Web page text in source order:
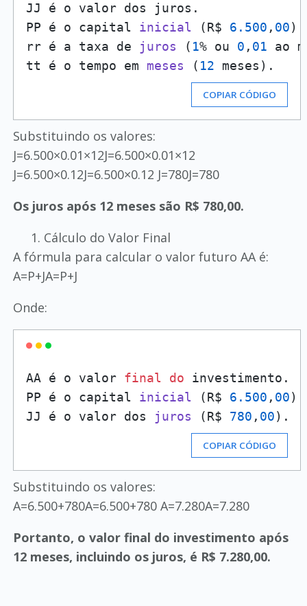
JJ é o valor dos juros.
PP é o capital inicial (R$ 6.500 , 00)
rr é a taxa de juros ( 1% ou 0 , 01 ao
tt é o tempo em meses ( 12 meses)
COPIAR CÓDIGO
Substituindo os valores:
J=6.500×0.01×12J=6.500×0.01×12
J=6.500×0.12J=6.500×0.12 J=780J=780
Os juros após 12 meses são R$ 780,00.
Cálculo do Valor Final
A fórmula para calcular o valor futuro AA é:
A=P+JA=P+J
Onde:
AA é o valor final do investimento.
PP é o capital inicial (R$ 6.500 , 00)
JJ é o valor dos juros (R$ 780 , 00)
COPIAR CÓDIGO
Substituindo os valores:
A=6.500+780A=6.500+780 A=7.280A=7.280
Portanto, o valor final do investimento após
12 meses, incluindo os juros, é R$ 7.280,00.